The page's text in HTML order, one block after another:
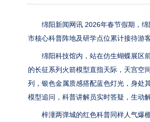
绵阳新闻网讯 2026年春节假期，绵
市核心科普阵地及研学点位累计接待游
绵阳科技馆内，站在仿生蝴蝶展区
的长征系列火箭模型直指天际，天宫空
列，银色金属质感搭配蓝色灯光，身处
模型追问，科普讲解员实时答疑，生动
梓潼两弹城的红色科普同样人气爆棚